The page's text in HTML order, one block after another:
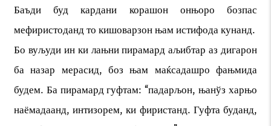
Баъди буд кардани корашон онњоро бозпас
мефиристоданд то кишоварзон њам истифода кунанд.
Бо вуљуди ин ки лањни пирамард аљибтар аз дигарон
ба назар мерасид, боз њам маќсадашро фањмида
будем. Ба пирамард гуфтам: “падарљон, њанўз харњо
наёмадаанд, интизорем, ки фиристанд. Гуфта буданд,